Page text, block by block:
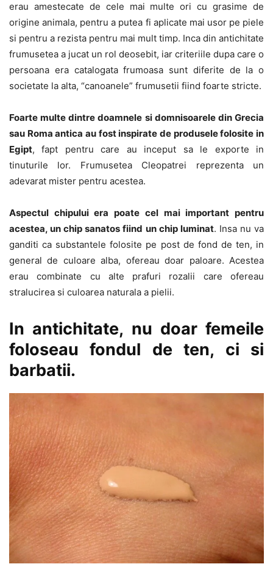
erau amestecate de cele mai multe ori cu grasime de
origine animala, pentru a putea fi aplicate mai usor pe piele
si pentru a rezista pentru mai mult timp. Inca din antichitate
frumusetea a jucat un rol deosebit, iar criteriile dupa care o
persoana era catalogata frumoasa sunt diferite de la o
societate la alta, “canoanele” frumusetii fiind foarte stricte.
Foarte multe dintre doamnele si domnisoarele din Grecia
sau Roma antica au fost inspirate de produsele folosite in
Egipt, fapt pentru care au inceput sa le exporte in
tinuturile lor. Frumusetea Cleopatrei reprezenta un
adevarat mister pentru acestea.
Aspectul chipului era poate cel mai important pentru
acestea, un chip sanatos fiind un chip luminat. Insa nu va
ganditi ca substantele folosite pe post de fond de ten, in
general de culoare alba, ofereau doar paloare. Acestea
erau combinate cu alte prafuri rozalii care ofereau
stralucirea si culoarea naturala a pielii.
In antichitate, nu doar femeile
foloseau fondul de ten, ci si
barbatii.